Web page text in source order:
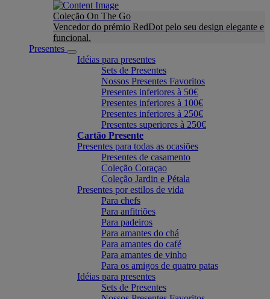
Coleção On The Go
Vencedor do prémio RedDot pelo seu design elegante e
funcional.
Presentes
Idéias para presentes
Sets de Presentes
Nossos Presentes Favoritos
Presentes inferiores à 50€
Presentes inferiores à 100€
Presentes inferiores à 250€
Presentes superiores à 250€
Cartão Presente
Presentes para todas as ocasiões
Presentes de casamento
Coleção Coraçao
Coleção Jardin e Pétala
Presentes por estilos de vida
Para chefs
Para anfitriões
Para padeiros
Para amantes do chá
Para amantes do café
Para amantes de vinho
Para os amigos de quatro patas
Idéias para presentes
Sets de Presentes